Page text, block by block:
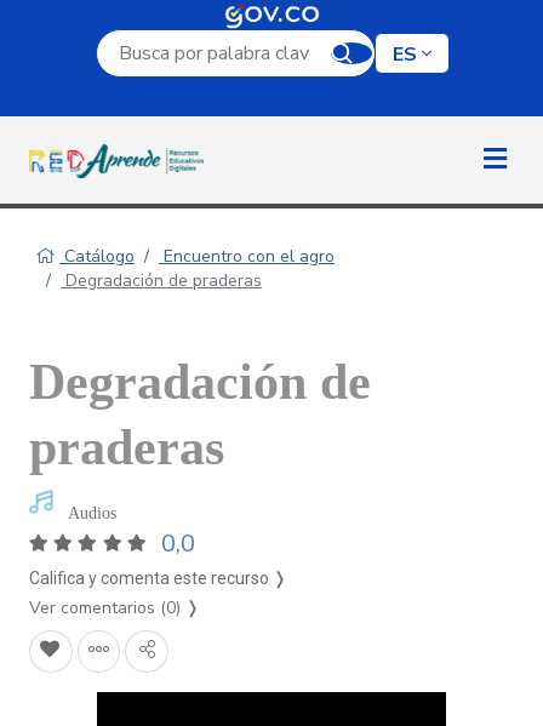
Campo de búsqueda por palabra clave
ES
Catálogo
Encuentro con el agro
Degradación de praderas
Degradación de
praderas
Audios
0,0
Califica y comenta este recurso ❭
Ver comentarios (0) ❭